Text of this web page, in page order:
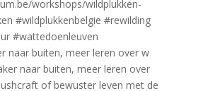
naar buiten, meer leren over w